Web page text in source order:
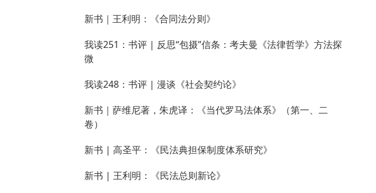
新书｜王利明：《合同法分则》
我读251：书评 | 反思“包摄”信条：考夫曼《法律哲学》方法探
微
我读248：书评 | 漫谈《社会契约论》
新书｜萨维尼著，朱虎译：《当代罗马法体系》（第一、二
卷）
新书 | 高圣平：《民法典担保制度体系研究》
新书 | 王利明：《民法总则新论》